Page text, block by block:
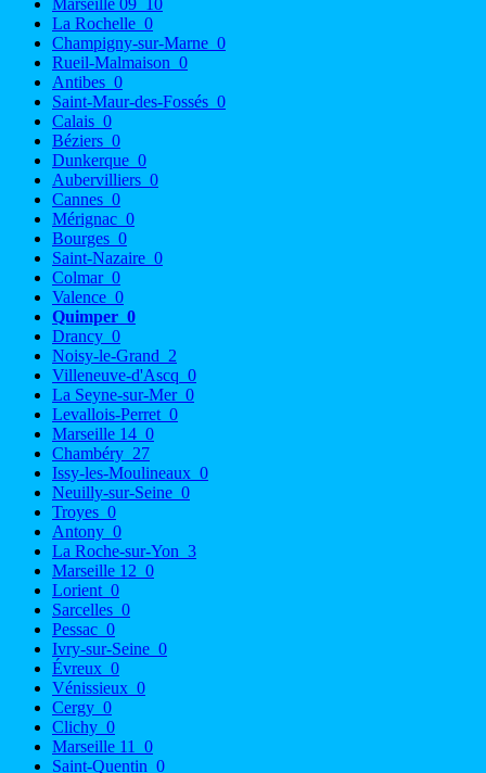
La Rochelle 0
Champigny-sur-Marne 0
Rueil-Malmaison 0
Antibes 0
Saint-Maur-des-Fossés 0
Calais 0
Béziers 0
Dunkerque 0
Aubervilliers 0
Cannes 0
Mérignac 0
Bourges 0
Saint-Nazaire 0
Colmar 0
Valence 0
Quimper 0
Drancy 0
Noisy-le-Grand 2
Villeneuve-d'Ascq 0
La Seyne-sur-Mer 0
Levallois-Perret 0
Marseille 14 0
Chambéry 27
Issy-les-Moulineaux 0
Neuilly-sur-Seine 0
Troyes 0
Antony 0
La Roche-sur-Yon 3
Marseille 12 0
Lorient 0
Sarcelles 0
Pessac 0
Ivry-sur-Seine 0
Évreux 0
Vénissieux 0
Cergy 0
Clichy 0
Marseille 11
0
Saint-Quentin 0